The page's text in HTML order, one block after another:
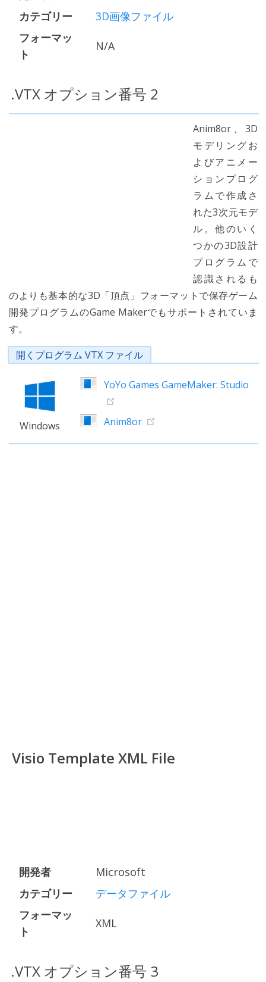
カテゴリー
3D画像ファイル
フォーマッ
ト
N/A
.VTX オプション番号 2
Anim8or、3D
モデリングお
よびアニメー
ションプログ
ラムで作成さ
れた3次元モデ
ル。他のいく
つかの3D設計
プログラムで
認識されるも
のよりも基本的な3D「頂点」フォーマットで保存ゲーム
開発プログラムのGame Makerでもサポートされていま
す。
開くプログラム VTX ファイル
Windows
YoYo Games GameMaker: Studio
Anim8or
Visio Template XML File
開発者
Microsoft
カテゴリー
データファイル
フォーマッ
ト
XML
.VTX オプション番号 3